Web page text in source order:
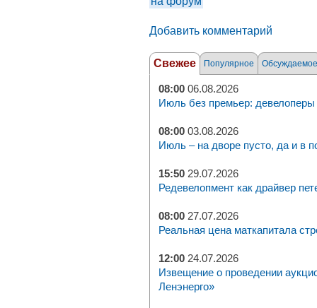
Добавить комментарий
Свежее Популярное Обсуждаемое
08:00 06.08.2026
Июль без премьер: девелоперы
08:00 03.08.2026
Июль – на дворе пусто, да и в
15:50 29.07.2026
Редевелопмент как драйвер
08:00 27.07.2026
Реальная цена маткапитала
12:00 24.07.2026
Извещение о проведении
Ленэнерго»